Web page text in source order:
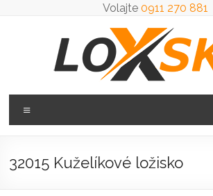
Volajte 0911 270 881
Loxsk
predaj
32015 Kuželíkové ložisko